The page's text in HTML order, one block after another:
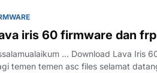
iris 60 firmware dan
... Download Lava Iris
temen temen asc files selamat